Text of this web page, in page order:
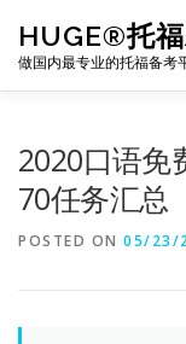
content
HUGE®托
做国内最专业的托福备考
2020口语免
70任务汇总
POSTED ON 05/23/